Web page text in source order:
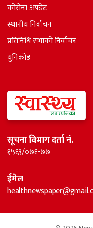
कोरोना अपडेट
स्थानीय निर्वाचन
प्रतिनिधि सभाकाे निर्वाचन
युनिकोड
सूचना विभाग दर्ता नं.
१५६९/०७६-७७
ईमेल